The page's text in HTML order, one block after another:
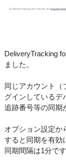
DeliveryTracking
ました。
同じアカウント（
グインしているデ
追跡番号等の同期
オプション設定か
すると同期を有効
同期間隔は1分です